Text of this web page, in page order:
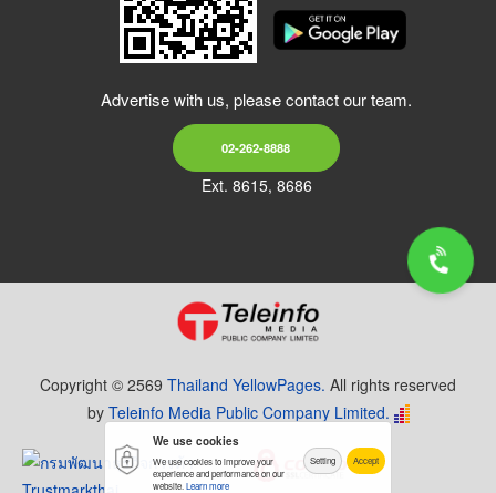
Advertise with us, please contact our team.
02-262-8888
Ext. 8615, 8686
Copyright © 2569 Thailand YellowPages. All rights reserved
by Teleinfo Media Public Company Limited.
We use cookies
We use cookies to improve your
experience and performance on our
website. Learn more
Setting Accept